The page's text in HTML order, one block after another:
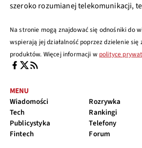
szeroko rozumianej telekomunikacji,
Na stronie mogą znajdować się odnośniki do
wspierają jej działalność poprzez dzielenie się
produktów. Więcej informacji w polityce
MENU
Wiadomości
Tech
Publicystyka
Fintech
Rozrywka
Rankingi
Telefony
Forum